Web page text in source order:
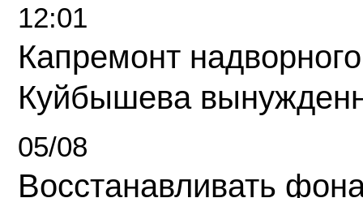
12:01
Капремонт
Куйбышева
05/08
Восстанавливать